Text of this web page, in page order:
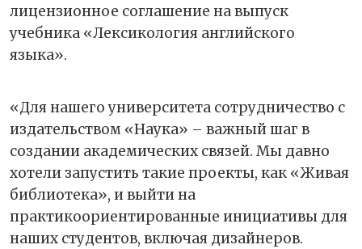
лицензионное соглашение на выпуск
учебника «Лексикология английского
языка».
«Для нашего университета сотрудничество с
издательством «Наука» – важный шаг в
создании академических связей. Мы давно
хотели запустить такие проекты, как «Живая
библиотека», и выйти на
практикоориентированные инициативы для
наших студентов, включая дизайнеров.